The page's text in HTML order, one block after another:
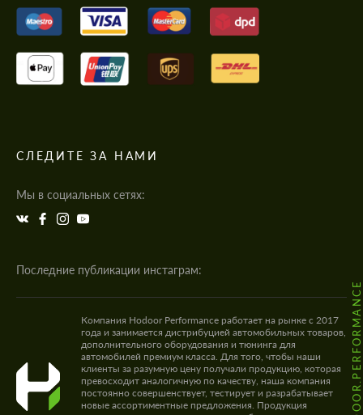
СЛЕДИТЕ ЗА НАМИ
Мы в социальных сетях:
Последние публикации инстаграм:
@HODOOR.PERFORMANCE
Компания Hodoor Performance работает на рынке с 2017
года и занимается дистрибуцией автомобильных товаров,
дополнительного оборудования и тюнинга для
автомобилей премиум класса. Для того, чтобы наши
клиенты за разумную цену получали продукцию, которая
превосходит аналогичную по качеству, наша компания
постоянно совершенствует, тестирует и разрабатывает
новые ассортиментные предложения. Продукция